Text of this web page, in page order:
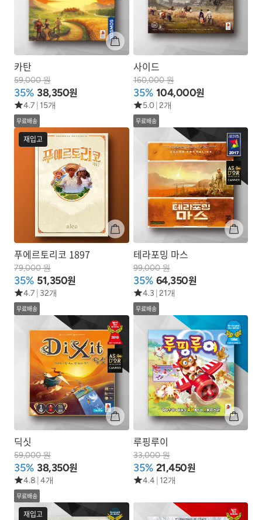
카탄
59,000 원
35% 38,350원
4.7 15개
무료배송
사이드
160,000 원
35% 104,000원
5.0 2개
무료배송
재입고
푸에르토리코 1897
79,000 원
35% 51,350원
4.7 32개
무료배송
테라포밍 마스
99,000 원
35% 64,350원
4.3 21개
무료배송
딕싯
59,000 원
35% 38,350원
4.8 4개
무료배송
루핑루이
33,000 원
35% 21,450원
4.4 12개
재입고